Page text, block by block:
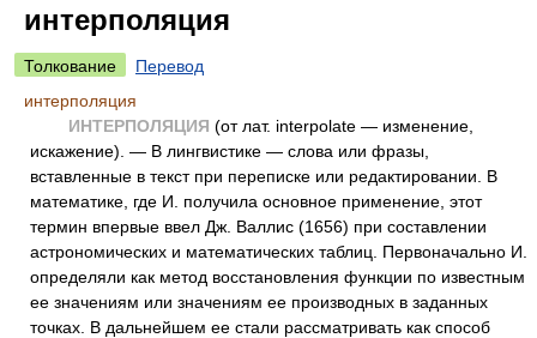
интерполяция
Толкование
Перевод
интерполяция
ИНТЕРПОЛЯЦИЯ (от лат. interpolate — изменение,
искажение). — В лингвистике — слова или фразы,
вставленные в текст при переписке или редактировании. В
математике, где И. получила основное применение, этот
термин впервые ввел Дж. Валлис (1656) при составлении
астрономических и математических таблиц. Первоначально И.
определяли как метод восстановления функции по известным
ее значениям или значениям ее производных в заданных
точках. В дальнейшем ее стали рассматривать как способ